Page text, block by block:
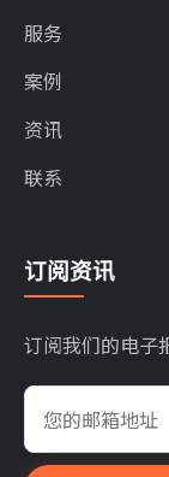
服务
案例
资讯
联系
订阅资讯
订阅我们的电子